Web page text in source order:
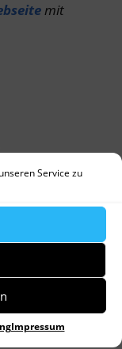
Service zu
Impressum
mit